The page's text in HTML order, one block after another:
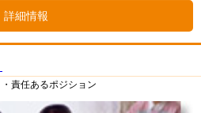
詳細情報
・責任あるポジション